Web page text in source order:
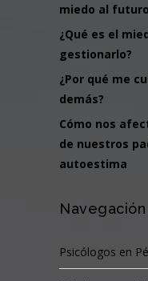
miedo al futuro
¿Qué es el
gestionarlo?
¿Por qué me
demás?
Cómo nos
de nuestros
autoestima
Navegación
Psicólogos en